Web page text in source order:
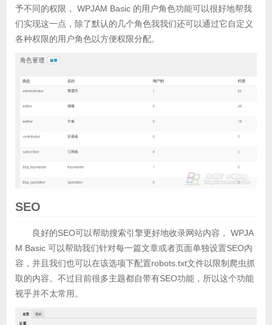
予不同的权限， WPJAM Basic 的用户角色功能可以很好地帮我
们实现这一点，除了默认的几个角色我我们还可以通过它自定义
各种权限的用户角色以方便权限分配。
SEO
良好的SEO可以帮助搜索引擎更好地收录网站内容， WPJA
M Basic 可以帮助我们针对每一篇文章或者页面单独设置SEO内
容，并且我们也可以在该选项下配置robots.txt文件以限制爬虫抓
取的内容。不过目前很多主题都自带有SEO功能，所以这个功能
视乎并不太常用。